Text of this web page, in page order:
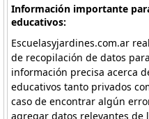
Información importante
educativos:
Escuelasyjardines.com.ar
de recopilación de datos
información precisa acerca
educativos tanto privados
caso de encontrar algún
agregar datos relevantes